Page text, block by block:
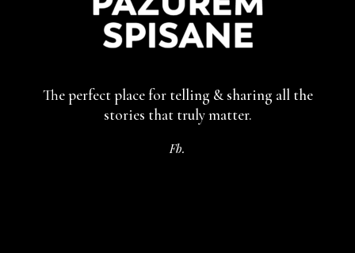
The perfect place for telling & sharing all the
stories that truly matter.
Fb.